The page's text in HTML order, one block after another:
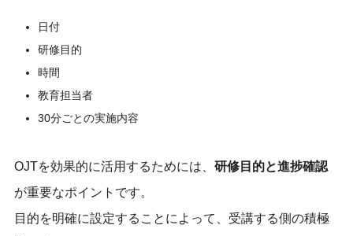
日付
研修目的
時間
教育担当者
30分ごとの実施内容
OJTを効果的に活用するためには、 研修目的と進捗確認
が重要なポイントです。
目的を明確に設定することによって、受講する側の積極